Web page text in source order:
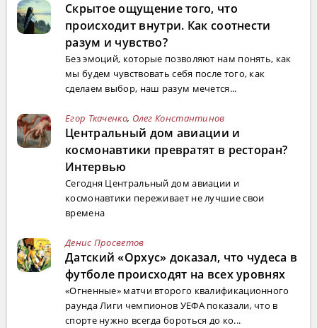
Скрытое ощущение того, что
происходит внутри. Как соотнести
разум и чувство?
Без эмоций, которые позволяют нам понять, как
мы будем чувствовать себя после того, как
сделаем выбор, наш разум мечется...
Егор Ткаченко, Олег Константинов
Центральный дом авиации и
космонавтики превратят в ресторан?
Интервью
Сегодня Центральный дом авиации и
космонавтики переживает не лучшие свои
времена
Денис Просветов
Датский «Орхус» доказал, что чудеса в
футболе происходят на всех уровнях
«Огненные» матчи второго квалификационного
раунда Лиги чемпионов УЕФА показали, что в
спорте нужно всегда бороться до ко...